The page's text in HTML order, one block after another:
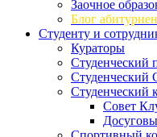
Заочное
Блог
Студенту и
Кураторы
Студенческий
Студенческий
Студенческий
Совет